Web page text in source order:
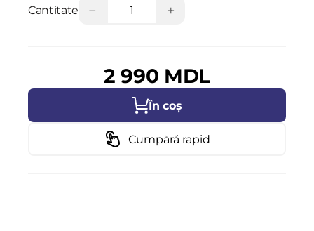
Cantitate − +
2 990 MDL
În coș
Cumpără rapid